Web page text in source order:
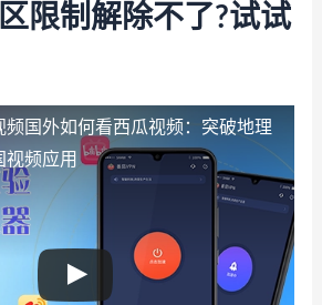
限制解除不了?试试
频 国外如何看西瓜视频：突破地理
视频应用